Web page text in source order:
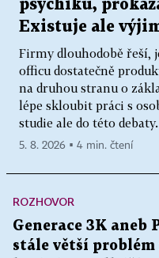
psychiku,
Existuje ale
Firmy dlouhodobě řeší,
officu dostatečně
na druhou stranu o
lépe skloubit práci s
studie ale do této
5. 8. 2026 ▪ 4 min. čtení
ROZHOVOR
Generace 3K aneb
stále větší